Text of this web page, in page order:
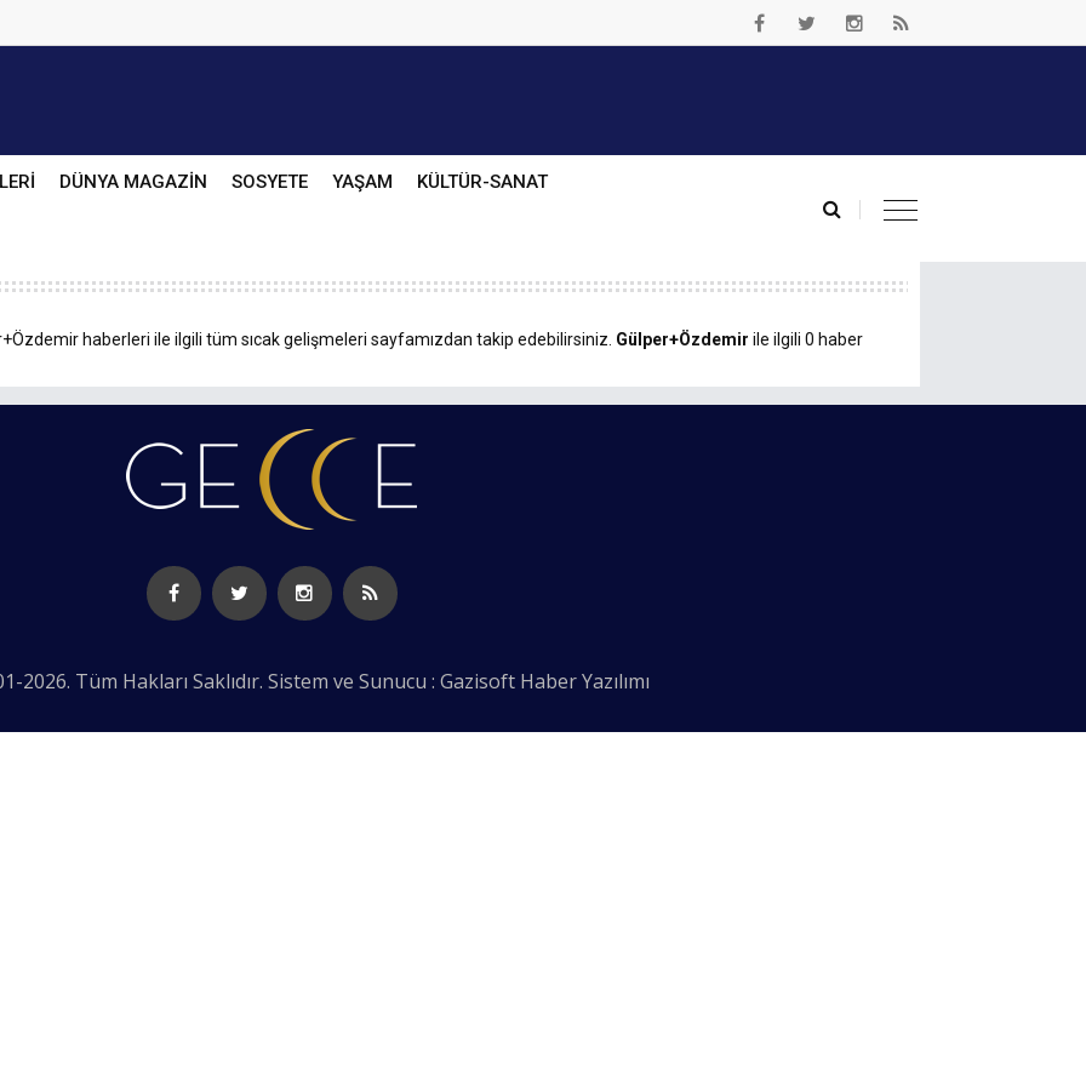
DÜNYA MAGAZİN SOSYETE YAŞAM KÜLTÜR-SANAT
haberleri ile ilgili tüm sıcak gelişmeleri sayfamızdan takip edebilirsiniz. Gülper+Özdemir ile ilgili 0 haber
2026. Tüm Hakları Saklıdır. Sistem ve Sunucu : Gazisoft Haber Yazılımı